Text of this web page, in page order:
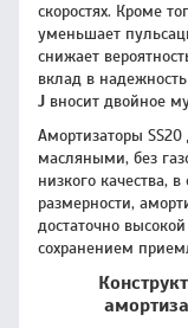
скоростях. Кроме
уменьшает
снижает
вклад в надежность
J вносит двойное
Амортизаторы
масляными, без
низкого качества,
размерности,
достаточно
сохранением